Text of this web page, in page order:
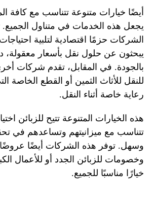
أيضًا خيارات متنوعة تتناسب مع كافة
يجعل هذه الخدمات في متناول
الشركات حزمًا اقتصادية لتلبية
يبحثون عن حلول نقل بأسعار
بالجودة. في المقابل، تقدم شركات
للنقل للأثاث الثمين أو القطع الخاصة
رعاية خاصة أثناء النقل.
هذه الخيارات المتنوعة تتيح للزبائن
تتناسب مع ميزانيتهم وتساعدهم في
وسهل. توفر هذه الشركات أيضًا
وخصومات للزبائن الجدد أو للأعمال
خيارًا مناسبًا للجميع.